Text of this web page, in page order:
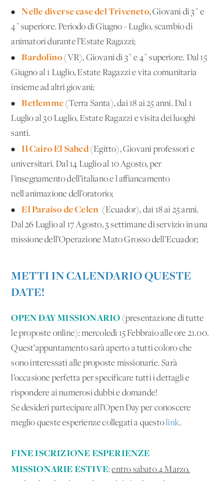
•Nelle diverse case del Triveneto, Giovani di 3^ e
4^ superiore. Periodo di Giugno - Luglio, scambio di
animatori durante l’Estate Ragazzi;
•Bardolino (VR), Giovani di 3^ e 4^ superiore. Dal 15
Giugno al 1 Luglio, Estate Ragazzi e vita comunitaria
insieme ad altri giovani;
•Betlemme (Terra Santa), dai 18 ai 25 anni. Dal 1
Luglio al 30 Luglio, Estate Ragazzi e visita dei luoghi
santi.
•
Il Cairo El Sahed (Egitto), Giovani professori e
universitari. Dal 14 Luglio al 10 Agosto, per
l’insegnamento dell’italiano e l'affiancamento
nell'animazione dell’oratorio;
•El Paraiso de Celen (Ecuador), dai 18 ai 25 anni.
Dal 26 Luglio al 17 Agosto, 3 settimane di servizio in una
missione dell’Operazione Mato Grosso dell’Ecuador;
METTI IN CALENDARIO QUESTE
DATE!
OPEN DAY MISSIONARIO (presentazione di tutte
le proposte online): mercoledì 15 Febbraio alle ore 21.00.
Quest’appuntamento sarà aperto a tutti coloro che
sono interessati alle proposte missionarie. Sarà
l’occasione perfetta per specificare tutti i dettagli e
rispondere ai numerosi dubbi e domande!
Se desideri partecipare all’Open Day per conoscere
meglio queste esperienze collegati a questolink.
FINE ISCRIZIONE ESPERIENZE
MISSIONARIE ESTIVE:entro sabato 4 Marzo.